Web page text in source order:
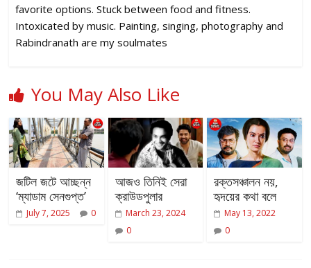
favorite options. Stuck between food and fitness.
Intoxicated by music. Painting, singing, photography and
Rabindranath are my soulmates
You May Also Like
জটিল জটে আচ্ছন্ন
‘ম্যাডাম সেনগুপ্ত’
July 7, 2025 0
আজও তিনিই সেরা
ক্রাউডপুলার
March 23, 2024
0
রক্তসঞ্চালন নয়,
হৃদয়ের কথা বলে
May 13, 2022
0